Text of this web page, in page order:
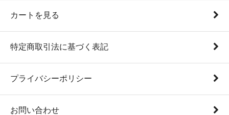
カートを見る
特定商取引法に基づく表記
プライバシーポリシー
お問い合わせ